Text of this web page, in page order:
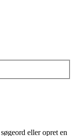
eller opret en